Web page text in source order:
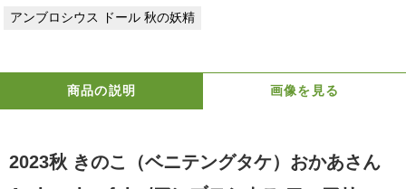
アンブロシウス ドール 秋の妖精
商品の説明 画像を見る
2023秋 きのこ（ベニテングタケ）おかあさん